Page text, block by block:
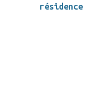
résidence